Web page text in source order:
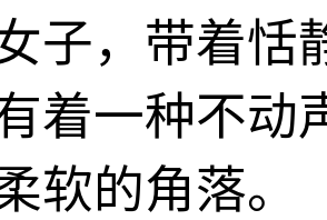
子，带着恬
着一种不动
软的角落。